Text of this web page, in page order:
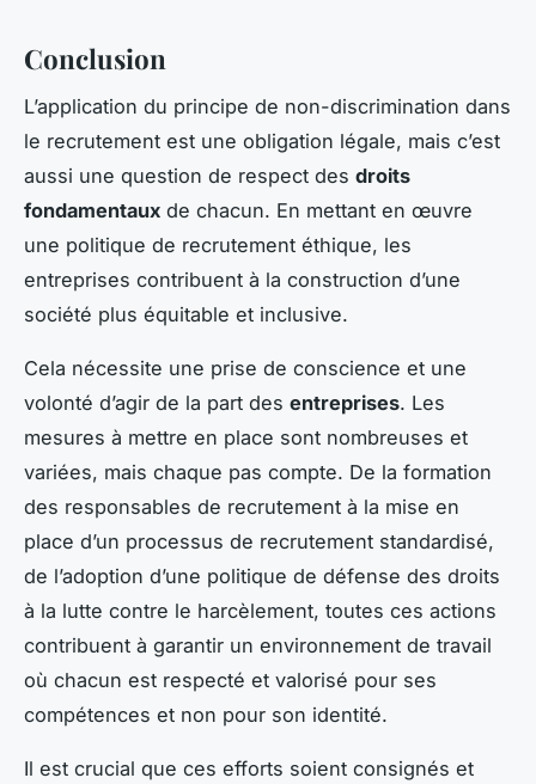
Conclusion
L’application du principe de non-discrimination dans
le recrutement est une obligation légale, mais c’est
aussi une question de respect des droits
fondamentaux de chacun. En mettant en œuvre
une politique de recrutement éthique, les
entreprises contribuent à la construction d’une
société plus équitable et inclusive.
Cela nécessite une prise de conscience et une
volonté d’agir de la part des entreprises. Les
mesures à mettre en place sont nombreuses et
variées, mais chaque pas compte. De la formation
des responsables de recrutement à la mise en
place d’un processus de recrutement standardisé,
de l’adoption d’une politique de défense des droits
à la lutte contre le harcèlement, toutes ces actions
contribuent à garantir un environnement de travail
où chacun est respecté et valorisé pour ses
compétences et non pour son identité.
Il est crucial que ces efforts soient consignés et